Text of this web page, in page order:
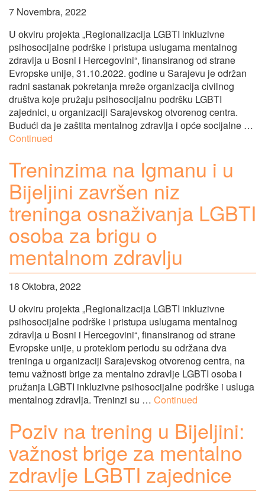
7 Novembra, 2022
U okviru projekta „Regionalizacija LGBTI inkluzivne
psihosocijalne podrške i pristupa uslugama mentalnog
zdravlja u Bosni i Hercegovini“, finansiranog od strane
Evropske unije, 31.10.2022. godine u Sarajevu je održan
radni sastanak pokretanja mreže organizacija civilnog
društva koje pružaju psihosocijalnu podršku LGBTI
zajednici, u organizaciji Sarajevskog otvorenog centra.
Budući da je zaštita mentalnog zdravlja i opće socijalne …
Continued
Treninzima na Igmanu i u
Bijeljini završen niz
treninga osnaživanja LGBTI
osoba za brigu o
mentalnom zdravlju
18 Oktobra, 2022
U okviru projekta „Regionalizacija LGBTI inkluzivne
psihosocijalne podrške i pristupa uslugama mentalnog
zdravlja u Bosni i Hercegovini“, finansiranog od strane
Evropske unije, u proteklom periodu su održana dva
treninga u organizaciji Sarajevskog otvorenog centra, na
temu važnosti brige za mentalno zdravlje LGBTI osoba i
pružanja LGBTI inkluzivne psihosocijalne podrške i usluga
mentalnog zdravlja. Treninzi su … Continued
Poziv na trening u Bijeljini:
važnost brige za mentalno
zdravlje LGBTI zajednice